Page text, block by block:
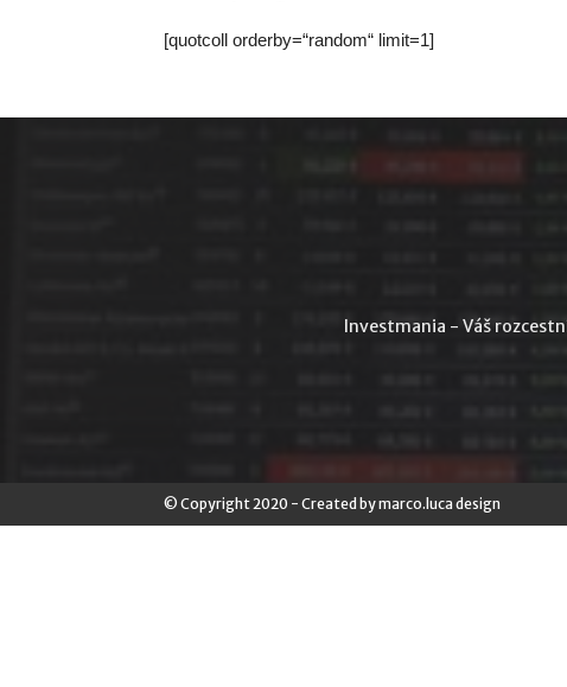
[quotcoll orderby=“random“ limit=1]
Investmania - Váš
© Copyright 2020 - Created by marco.luca design